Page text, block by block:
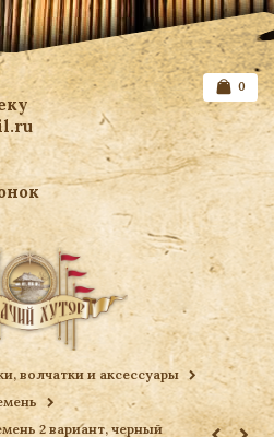
Список желаемого
Ваша корзина
0
волчатки и аксессуары
2 вариант, черный